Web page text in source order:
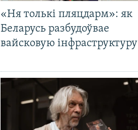
«Ня толькі пляцдарм»: як
Беларусь разбудоўвае
вайсковую інфраструктуру